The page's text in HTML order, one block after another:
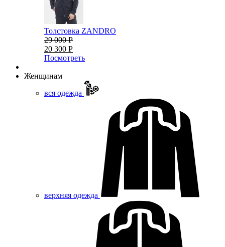
Толстовка ZANDRO
29 000 Р
20 300 Р
Посмотреть
Женщинам
вся одежда
верхняя одежда